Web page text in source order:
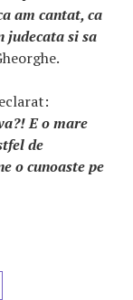
am cantat, ca
judecata si sa
E o mare
de
o cunoaste pe